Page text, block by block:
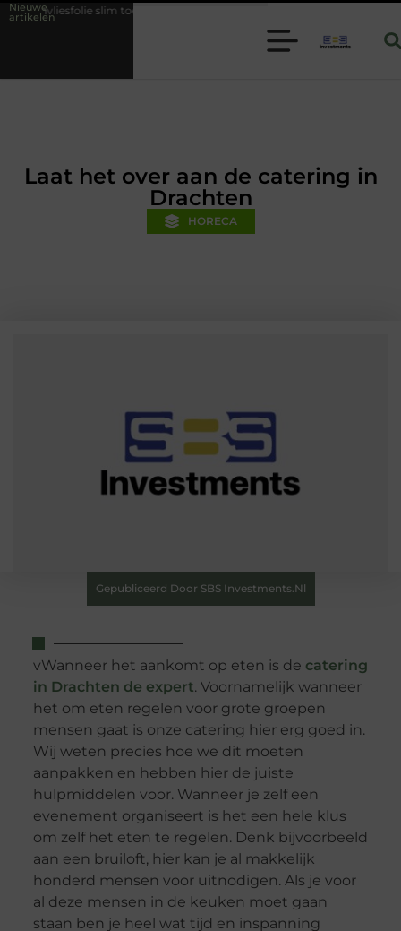
Nieuwe
artikelen
toepassen binnen moderne folie techniek
Laat het over aan de catering in
Drachten
HORECA
Gepubliceerd Door SBS Investments.nl
vWanneer het aankomt op eten is de catering
in Drachten de expert. Voornamelijk wanneer
het om eten regelen voor grote groepen
mensen gaat is onze catering hier erg goed in.
Wij weten precies hoe we dit moeten
aanpakken en hebben hier de juiste
hulpmiddelen voor. Wanneer je zelf een
evenement organiseert is het een hele klus
om zelf het eten te regelen. Denk bijvoorbeeld
aan een bruiloft, hier kan je al makkelijk
honderd mensen voor uitnodigen. Als je voor
al deze mensen in de keuken moet gaan
staan ben je heel wat tijd en inspanning